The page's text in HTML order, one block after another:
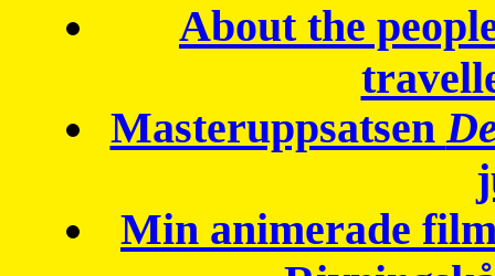
About the
Masteruppsatsen
Min animerade